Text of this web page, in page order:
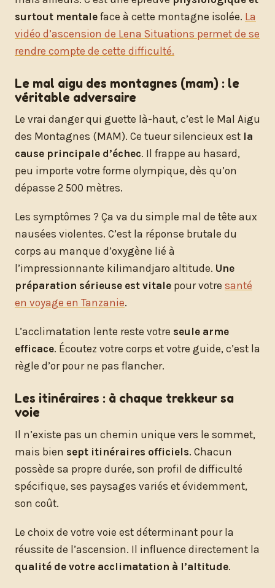
surtout mentale face à cette montagne isolée. La
vidéo d’ascension de Lena Situations permet de se
rendre compte de cette difficulté.
Le mal aigu des montagnes (mam) : le
véritable adversaire
Le vrai danger qui guette là-haut, c’est le Mal Aigu
des Montagnes (MAM). Ce tueur silencieux est la
cause principale d’échec. Il frappe au hasard,
peu importe votre forme olympique, dès qu’on
dépasse 2 500 mètres.
Les symptômes ? Ça va du simple mal de tête aux
nausées violentes. C’est la réponse brutale du
corps au manque d’oxygène lié à
l’impressionnante kilimandjaro altitude. Une
préparation sérieuse est vitale pour votre santé
en voyage en Tanzanie.
L’acclimatation lente reste votre seule arme
efficace. Écoutez votre corps et votre guide, c’est la
règle d’or pour ne pas flancher.
Les itinéraires : à chaque trekkeur sa
voie
Il n’existe pas un chemin unique vers le sommet,
mais bien sept itinéraires officiels. Chacun
possède sa propre durée, son profil de difficulté
spécifique, ses paysages variés et évidemment,
son coût.
Le choix de votre voie est déterminant pour la
réussite de l’ascension. Il influence directement la
qualité de votre acclimatation à l’altitude.